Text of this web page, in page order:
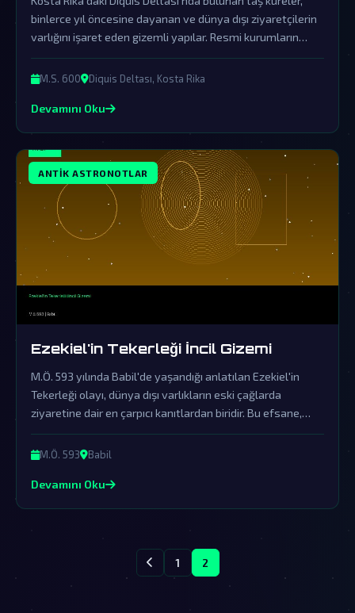
binlerce yıl öncesine dayanan ve dünya dışı ziyaretçilerin
varlığını işaret eden gizemli yapılar. Resmi kurumların
örtbas çabalarına rağmen, bu devasa kürelerin ardında
antik teknolojiler ve uzaylı bağlantıları gizlidir.
M.S. 600 Diquis Deltası, Kosta Rika
Devamını Oku
ANTIK ASTRONOTLAR
Ezekiel'in Tekerleği İncil Gizemi
M.Ö. 593 yılında Babil'de yaşandığı anlatılan Ezekiel'in
Tekerleği olayı, dünya dışı varlıkların eski çağlarda
ziyaretine dair en çarpıcı kanıtlardan biridir. Bu efsane,
modern dönemlerde hala resmi kurumlarca örtbas
edilmeye çalışılan esrarengiz ve güçlü bir uzaylı iletişim
M.Ö. 593 Babil
Devamını Oku
1 2